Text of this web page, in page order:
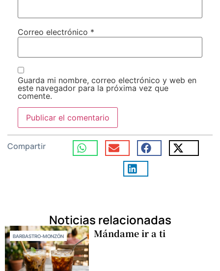
Correo electrónico *
Guarda mi nombre, correo electrónico y web en
este navegador para la próxima vez que
comente.
Compartir
Noticias relacionadas
BARBASTRO-MONZÓN Mándame ir a ti